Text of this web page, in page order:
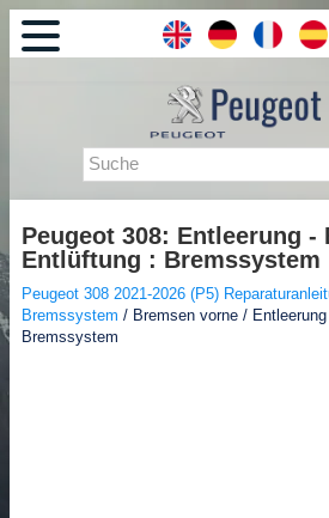
Peugeot 308: Entleerung -
Entlüftung : Bremssystem
Peugeot 308 2021-2026 (P5)
Bremssystem / Bremsen vorne /
Bremssystem